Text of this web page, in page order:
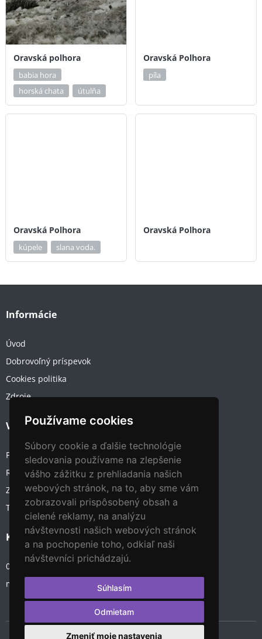
Používame cookies
Súbory cookie a ďalšie technológie
sledovania používame na zlepšenie
vášho zážitku z prehliadania našich
webových stránok, na to, aby sme vám
zobrazovali prispôsobený obsah a
cielené reklamy, na analýzu
návštevnosti našich webových stránok
a na pochopenie toho, odkiaľ naši
návštevníci prichádzajú.
Súhlasím
Odmietam
Zmeniť moje nastavenia
Oravská polhora
babia hora
horská chata
útulňa
Oravská Polhora
píla
Oravská Polhora
kúpele slana voda.
Oravská Polhora
Informácie
Úvod
Dobrovoľný príspevok
Cookies politika
Zdroje
Váš účet
Prihlásenie
Registrácia
Zabudnuté heslo
Typy kont
Kontakt
0907 19 40 40
muzeum@omen.sk